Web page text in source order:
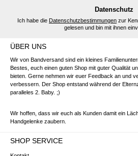
Datenschutz
Ich habe die Datenschutzbestimmungen zur
gelesen und bin mit ihnen
ÜBER UNS
Wir von Bandversand sind ein kleines
Bestes, euch einen guten Shop mit guter Qualität
bieten. Gerne nehmen wir euer Feedback an und
verbessern. Der Shop entstand während der
paralleles 2. Baby. ;)
Wir hoffen, dass wir euch als Kunden damit ein
Handgelenke zaubern.
SHOP SERVICE